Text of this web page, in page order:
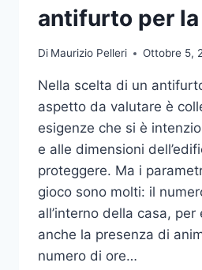
UNA
TIPOGRAFIA
ECCO
SCEGLIERE
antifurto per la
Di Maurizio Pelleri Ottobre 5,
Nella scelta di un
aspetto da valutare è
esigenze che si è
e alle dimensioni
proteggere. Ma i
gioco sono molti: il
all’interno della casa, per
anche la presenza di
numero di ore…